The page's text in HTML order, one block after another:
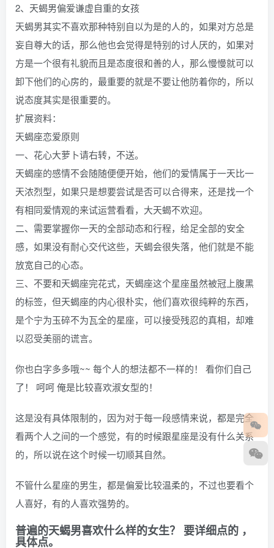
2、天蝎男偏爱谦虚自重的女孩
天蝎男其实不喜欢那种特别自以为是的人的，如果对方总是
妄自尊大的话，那么他也会觉得是特别的讨人厌的，如果对
方是一个很有礼貌而且是态度很和善的人，那么慢慢就可以
卸下他们的心房的，最重要的就是不要让他防着你的，所以
说态度其实是很重要的。
扩展资料：
天蝎座恋爱原则
一、花心大萝卜请右转，不送。
天蝎座的感情不会随随便便开始，他们的爱情属于一天比一
天浓烈型，如果只是想要尝试是否可以合得来，还是找一个
有相同爱情观的来试运营看看，大天蝎不欢迎。
二、需要掌握你一天的全部动态和行程，给足全部的安全
感，如果没有耐心交代这些，天蝎会很失落，他们就是不能
放宽自己的心态。
三、不要和天蝎座完花式，天蝎座这个星座虽然被冠上腹黑
的标签，但天蝎座的内心很朴实，他们喜欢很纯粹的东西，
是个宁为玉碎不为瓦全的星座，可以接受残忍的真相，却难
以忍受美丽的谎言。
你也白字多多哦~~ 每个人的想法都不一样的！ 看你们自己
了！ 呵呵 俺是比较喜欢淑女型的！
这是没有具体限制的，因为对于每一段感情来说，都是完全
看两个人之间的一个感觉，有的时候跟星座是没有什么关系
的，所以说在这个时候一切顺其自然。
不管什么星座的男生，都是偏爱比较温柔的，不过也要看个
人喜好，有的人喜欢强势的。
普遍的天蝎男喜欢什么样的女生？ 要详细点的 ，
具体点。